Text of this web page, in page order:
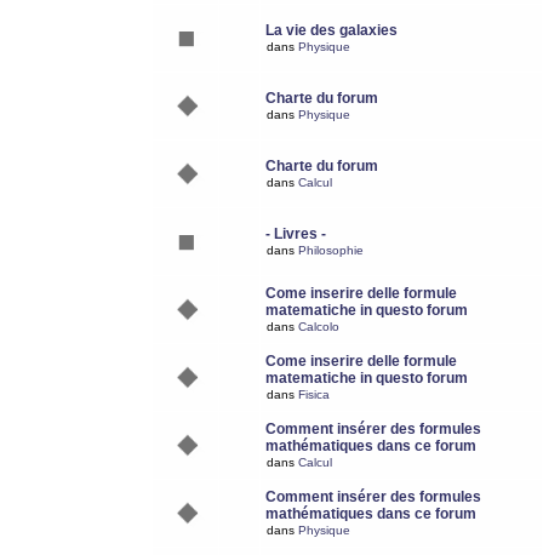
La vie des galaxies
dans Physique
Charte du forum
dans Physique
Charte du forum
dans Calcul
- Livres -
dans Philosophie
Come inserire delle formule
matematiche in questo forum
dans Calcolo
Come inserire delle formule
matematiche in questo forum
dans Fisica
Comment insérer des formules
mathématiques dans ce forum
dans Calcul
Comment insérer des formules
mathématiques dans ce forum
dans Physique